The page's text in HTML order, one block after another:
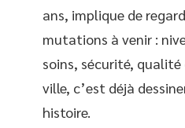
ans, implique de
mutations à venir :
soins, sécurité, qualité
ville, c’est déjà
histoire.